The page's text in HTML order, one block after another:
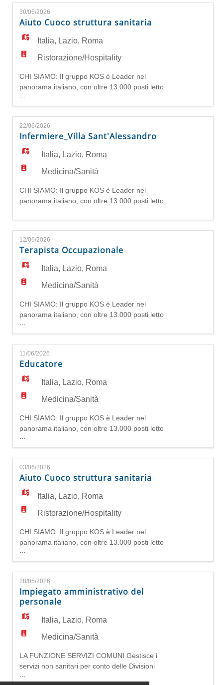
professionalità e attenzione alle persone. Offre
servizi completi per la tua salute: dalle
prestazioni ambulatoriali ai percorsi riabilitativi,
dalla salute mentale all'as
30/06/2026
Aiuto Cuoco struttura sanitaria
Italia, Lazio, Roma
Ristorazione/Hospitality
CHI SIAMO: Il gruppo KOS è Leader nel
panorama italiano, con oltre 13.000 posti letto
tra Italia e Germania, unisce competente
specialistiche, presenza capillare sul territorio,
professionalità e attenzione alle persone. Offre
servizi completi per la tua salute: dalle
prestazioni ambulatoriali ai percorsi riabilitativi,
dalla salute mentale all'as
22/06/2026
Infermiere_Villa Sant'Alessandro
Italia, Lazio, Roma
Medicina/Sanità
CHI SIAMO: Il gruppo KOS è Leader nel
panorama italiano, con oltre 13.000 posti letto
tra Italia e Germania, unisce competente
specialistiche, presenza capillare sul territorio,
professionalità e attenzione alle persone. Offre
servizi completi per la tua salute: dalle
prestazioni ambulatoriali ai percorsi riabilitativi,
dalla salute mentale all'as
12/06/2026
Terapista Occupazionale
Italia, Lazio, Roma
Medicina/Sanità
CHI SIAMO: Il gruppo KOS è Leader nel
panorama italiano, con oltre 13.000 posti letto
tra Italia e Germania, unisce competente
specialistiche, presenza capillare sul territorio,
professionalità e attenzione alle persone. Offre
servizi completi per la tua salute: dalle
prestazioni ambulatoriali ai percorsi riabilitativi,
dalla salute mentale all'as
11/06/2026
Educatore
Italia, Lazio, Roma
Medicina/Sanità
CHI SIAMO: Il gruppo KOS è Leader nel
panorama italiano, con oltre 13.000 posti letto
tra Italia e Germania, unisce competente
specialistiche, presenza capillare sul territorio,
professionalità e attenzione alle persone. Offre
servizi completi per la tua salute: dalle
prestazioni ambulatoriali ai percorsi riabilitativi,
dalla salute mentale all'as
03/06/2026
Aiuto Cuoco struttura sanitaria
Italia, Lazio, Roma
Ristorazione/Hospitality
CHI SIAMO: Il gruppo KOS è Leader nel
panorama italiano, con oltre 13.000 posti letto
tra Italia e Germania, unisce competente
specialistiche, presenza capillare sul territorio,
professionalità e attenzione alle persone. Offre
servizi completi per la tua salute: dalle
prestazioni ambulatoriali ai percorsi riabilitativi,
dalla salute mentale all'as
28/05/2026
Impiegato amministrativo del
personale
Italia, Lazio, Roma
Medicina/Sanità
LA FUNZIONE SERVIZI COMUNI Gestisce i
servizi non sanitari per conto delle Divisioni
Operative, dal settore ICT e Digital